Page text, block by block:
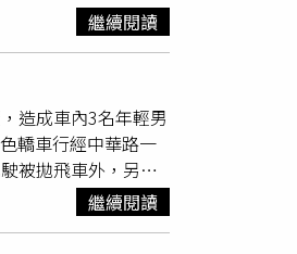
訂有嚴格管理規
司平時也持續向員
在地的法律，一旦
案屬於涉案員工個
益。聲明並重申，
全力協助相關單位
人士」（trusted
打擊跨境毒品走私
嚴正處理。（圖／
網路，警方獲報後
案說明，並在藥妝
繼續閱讀
造成車內3名年輕男
轎車行經中華路一
被拋飛車外，另有2
傷、意識清楚。警
行為，過程中還傳
繼續閱讀